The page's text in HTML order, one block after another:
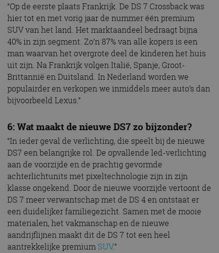
“Op de eerste plaats Frankrijk. De DS 7 Crossback was
hier tot en met vorig jaar de nummer één premium
SUV van het land. Het marktaandeel bedraagt bijna
40% in zijn segment. Zo’n 87% van alle kopers is een
man waarvan het overgrote deel de kinderen het huis
uit zijn. Na Frankrijk volgen Italië, Spanje, Groot-
Brittannië en Duitsland. In Nederland worden we
populairder en verkopen we inmiddels meer auto’s dan
bijvoorbeeld Lexus.”
6: Wat maakt de nieuwe DS7 zo bijzonder?
“In ieder geval de verlichting, die speelt bij de nieuwe
DS7 een belangrijke rol. De opvallende led-verlichting
aan de voorzijde en de prachtig gevormde
achterlichtunits met pixeltechnologie zijn in zijn
klasse ongekend. Door de nieuwe voorzijde vertoont de
DS 7 meer verwantschap met de DS 4 en ontstaat er
een duidelijker familiegezicht. Samen met de mooie
materialen, het vakmanschap en de nieuwe
aandrijflijnen maakt dit de DS 7 tot een heel
aantrekkelijke premium SUV.”